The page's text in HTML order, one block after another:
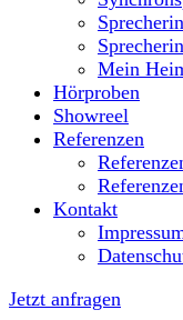
Mein
Hörproben
Showreel
Referenzen
Kontakt
Jetzt anfragen